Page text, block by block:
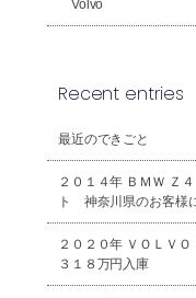
Volvo
Recent entries
最近のできごと
２０１４年 ＢＭＷ Ｚ
ト 神奈川県のお客様
２０２０年 ＶＯＬＶ
３１８万円入庫